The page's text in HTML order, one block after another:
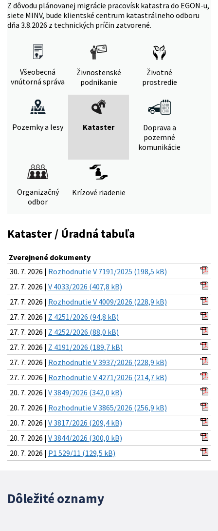
Z dôvodu plánovanej migrácie pracovísk katastra do EGON-u,
siete MINV, bude klientské centrum katastrálneho odboru
dňa 3.8.2026 z technických príčin zatvorené.
Všeobecná
vnútorná správa
Živnostenské
podnikanie
Životné
prostredie
Pozemky a lesy Kataster
Doprava a
pozemné
komunikácie
Organizačný
odbor
Krízové riadenie
Kataster / Úradná tabuľa
Zverejnené dokumenty
30. 7. 2026 | Rozhodnutie V 7191/2025 (198,5 kB)
27. 7. 2026 | V 4033/2026 (407,8 kB)
27. 7. 2026 | Rozhodnutie V 4009/2026 (228,9 kB)
27. 7. 2026 | Z 4251/2026 (94,8 kB)
27. 7. 2026 | Z 4252/2026 (88,0 kB)
27. 7. 2026 | Z 4191/2026 (189,7 kB)
27. 7. 2026 | Rozhodnutie V 3937/2026 (228,9 kB)
27. 7. 2026 | Rozhodnutie V 4271/2026 (214,7 kB)
20. 7. 2026 | V 3849/2026 (342,0 kB)
20. 7. 2026 | Rozhodnutie V 3865/2026 (256,9 kB)
20. 7. 2026 | V 3817/2026 (209,4 kB)
20. 7. 2026 | V 3844/2026 (300,0 kB)
20. 7. 2026 | P1 529/11 (129,5 kB)
Dôležité oznamy